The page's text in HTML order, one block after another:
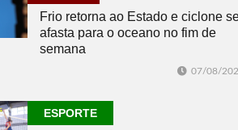
Frio retorna ao Estado e ciclone
afasta para o oceano no fim de
semana
07/08/
ESPORTE